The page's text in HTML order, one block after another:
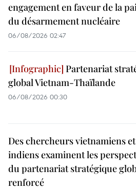
engagement en faveur de la
du désarmement nucléaire
06/08/2026 02:47
Partenariat
global Vietnam-Thaïlande
06/08/2026 00:30
Des chercheurs vietnamiens et
indiens examinent les
du partenariat stratégique
renforcé